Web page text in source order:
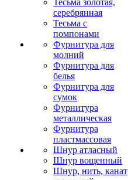
Тесьма золотая,
серебрянная
Тесьма с
помпонами
Фурнитура для
молний
Фурнитура для
белья
Фурнитура для
сумок
Фурнитура
металлическая
Фурнитура
пластмассовая
Шнур атласный
Шнур вощенный
Шнур, нить, канат